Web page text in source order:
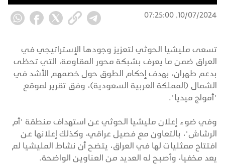
10/07/2024, 07:25:00
تسعى مليشيا الحوثي لتعزيز وجودها الإستراتيجي في
العراق ضمن ما يعرف بشبكة محور المقاومة، التي تحظى
بدعم طهران، بهدف إحكام الطوق حول خصمهم الأشد في
الشمال (المملكة العربية السعودية)، وفق تقرير لموقع
"أمواج ميديا".
وفي ضوء إعلان مليشيا الحوثي عن استهداف منطقة "أم
الرشاش"، بالتعاون مع فصيل عراقي، وكذلك إعلانها عن
افتتاح ممثليات لها في العراق، يتضح أن نشاط المليشيا لم
يعد مخفيا، وأصبح له العديد من العناوين الواضحة.